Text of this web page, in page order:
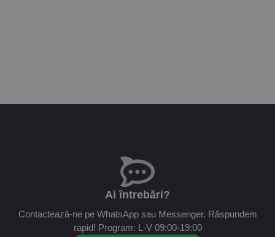
Ai întrebări?
Contactează-ne pe WhatsApp sau Messenger. Răspundem
rapid! Program: L-V 09:00-19:00